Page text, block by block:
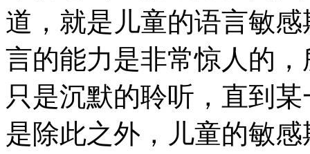
道，就是儿童的语言敏
言的能力是非常惊人的
只是沉默的聆听，直到
是除此之外，儿童的敏